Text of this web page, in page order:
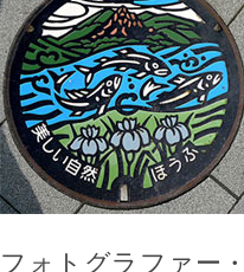
フォトグラファー